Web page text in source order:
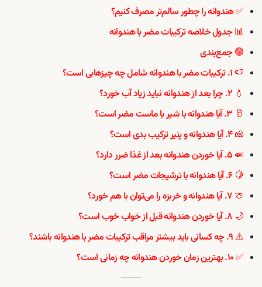
✅ هندوانه را چطور سالم‌تر مصرف کنیم؟
📊 جدول خلاصه ترکیبات مضر با هندوانه
🟢 جمع‌بندی
🍉 ۱. ترکیبات مضر با هندوانه شامل چه چیزهایی است؟
💧 ۲. چرا بعد از هندوانه نباید زیاد آب خورد؟
🥛 ۳. آیا هندوانه با شیر یا ماست مضر است؟
🧀 ۴. آیا هندوانه و پنیر ترکیب بدی است؟
🍛 ۵. آیا خوردن هندوانه بعد از غذا ضرر دارد؟
🍋 ۶. آیا هندوانه با ترشیجات مضر است؟
🍈 ۷. آیا هندوانه و خربزه را می‌توان با هم خورد؟
🌙 ۸. آیا خوردن هندوانه قبل از خواب خوب است؟
⚠️ ۹. چه کسانی باید بیشتر مراقب ترکیبات مضر با هندوانه باشند؟
✅ ۱۰. بهترین زمان خوردن هندوانه چه زمانی است؟